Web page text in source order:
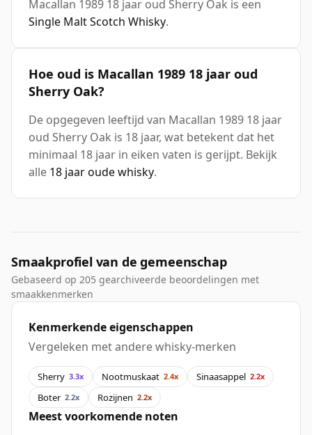
Macallan 1989 18 jaar oud Sherry Oak is een
Single Malt Scotch Whisky.
Hoe oud is Macallan 1989 18 jaar oud
Sherry Oak?
De opgegeven leeftijd van Macallan 1989 18 jaar
oud Sherry Oak is 18 jaar, wat betekent dat het
minimaal 18 jaar in eiken vaten is gerijpt. Bekijk
alle 18 jaar oude whisky.
Smaakprofiel van de gemeenschap
Gebaseerd op 205 gearchiveerde beoordelingen met
smaakkenmerken
Kenmerkende eigenschappen
Vergeleken met andere whisky-merken
Sherry 3.3x Nootmuskaat 2.4x Sinaasappel 2.2x
Boter 2.2x Rozijnen 2.2x
Meest voorkomende noten